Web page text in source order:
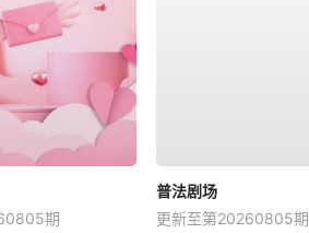
期
普法剧场
更新至第20260805期